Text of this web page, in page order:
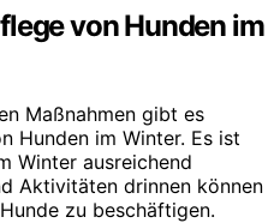
von Hunden im
Maßnahmen gibt es
Hunden im Winter. Es ist
Winter ausreichend
Aktivitäten drinnen können
zu beschäftigen.